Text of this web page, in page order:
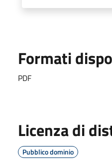
Formati
PDF
Licenza di
Pubblico dominio